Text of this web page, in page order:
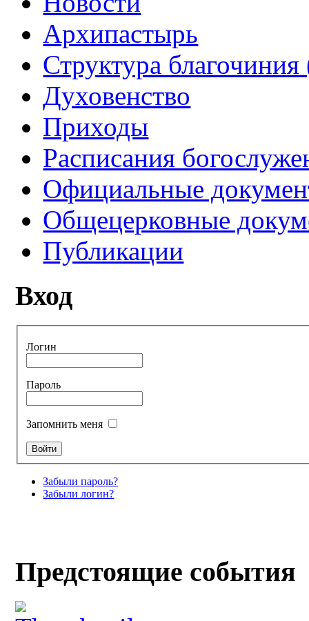
Архипастырь
Структура
Духовенство
Приходы
Расписания
Официальные
Общецерковные
Публикации
Вход
Логин
Пароль
Запомнить меня
Забыли пароль?
Забыли логин?
Предстоящие события